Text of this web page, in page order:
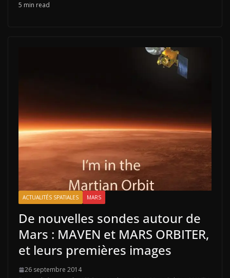
5 min read
ACTUALITÉS SPATIALES MARS
De nouvelles sondes autour de
Mars : MAVEN et MARS ORBITER,
et leurs premières images
26 septembre 2014